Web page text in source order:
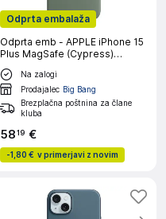
Odprta embalaža
Odprta emb - APPLE iPhone 15
Plus MagSafe (Cypress)
silikonski ovitek
Na zalogi
Prodajalec Big Bang
Brezplačna poštnina za člane
kluba
5819 €
-1,80 € v primerjavi z novim